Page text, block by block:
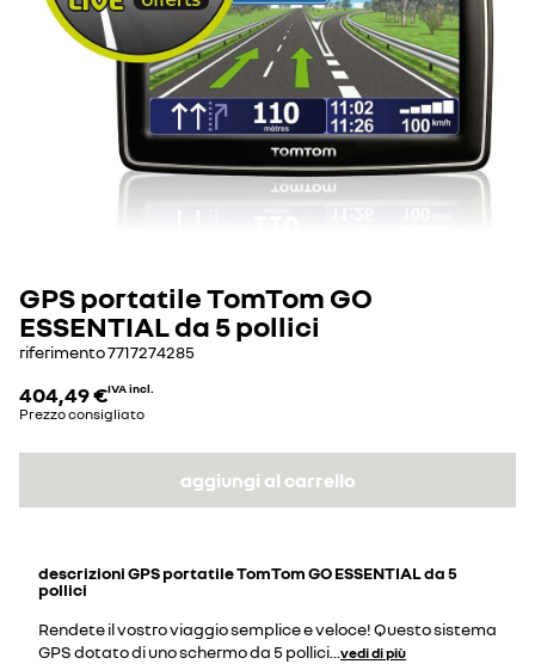
GPS portatile TomTom GO
ESSENTIAL da 5 pollici
riferimento7717274285
404,49 €IVA incl.
Prezzo consigliato
aggiungi al carrello
descrizioniGPS portatile TomTom GO ESSENTIAL da 5
pollici
Rendete il vostro viaggio semplice e veloce! Questo sistema
GPS dotato di uno schermo da 5 pollici vedi di più